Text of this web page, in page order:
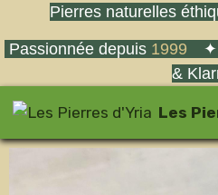
Pierres naturelles
Passionnée depuis 1999
&
Les